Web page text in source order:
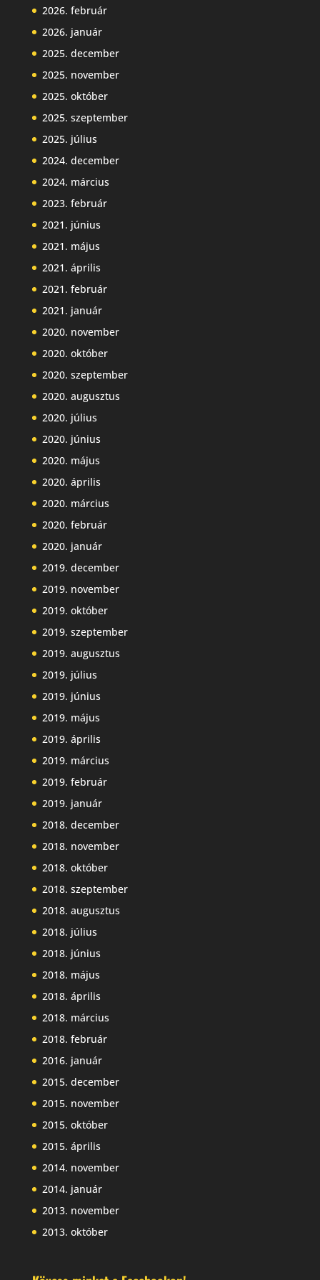
2026. február
2026. január
2025. december
2025. november
2025. október
2025. szeptember
2025. július
2024. december
2024. március
2023. február
2021. június
2021. május
2021. április
2021. február
2021. január
2020. november
2020. október
2020. szeptember
2020. augusztus
2020. július
2020. június
2020. május
2020. április
2020. március
2020. február
2020. január
2019. december
2019. november
2019. október
2019. szeptember
2019. augusztus
2019. július
2019. június
2019. május
2019. április
2019. március
2019. február
2019. január
2018. december
2018. november
2018. október
2018. szeptember
2018. augusztus
2018. július
2018. június
2018. május
2018. április
2018. március
2018. február
2016. január
2015. december
2015. november
2015. október
2015. április
2014. november
2014. január
2013. november
2013. október